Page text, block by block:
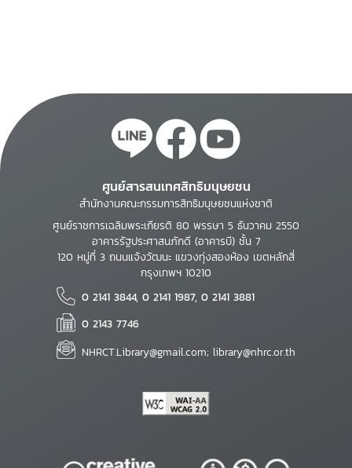
ศูนย์สารสนเทศสิทธิมนุษยชน
สำนักงานคณะกรรมการสิทธิมนุษยชนแห่งชาติ
ศูนย์ราชการเฉลิมพระเกียรติ 80 พรรษา 5 ธันวาคม 2550
อาคารรัฐประศาสนภักดี (อาคารบี) ชั้น 7
120 หมู่ที่ 3 ถนนแจ้งวัฒนะ แขวงทุ่งสองห้อง เขตหลักสี่
กรุงเทพฯ 10210
0 2141 3844, 0 2141 1987, 0 2141 3881
0 2143 7746
NHRCT.Library@gmail.com; library@nhrc.or.th